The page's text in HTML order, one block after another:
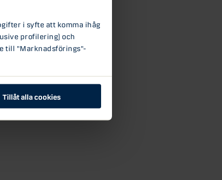
i syfte att komma ihåg
profilering) och
till "Marknadsförings"-
Tillåt alla cookies